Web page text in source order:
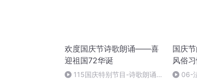
欢度国庆节诗歌朗诵——喜
迎祖国72华诞
115国庆特别节目-诗歌朗诵-
国庆
风俗
06-